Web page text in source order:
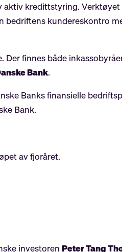
kredittstyring.
bedriftens kundereskontro
finnes både
Bank.
Banks finansielle
Bank.
av fjoråret.
investorenPeter Tang